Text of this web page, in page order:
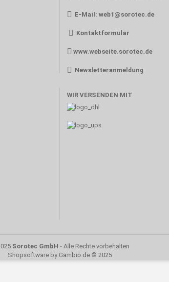
E-Mail: web1@sorotec.de
Kontaktformular
www.webseite.sorotec.de
Newsletteranmeldung
WIR VERSENDEN MIT
Sorotec GmbH - Alle Rechte vorbehalten
Shopsoftwareby Gambio.de © 2025